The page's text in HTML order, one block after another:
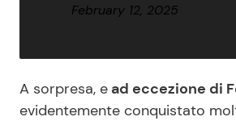
February 12, 2025
A sorpresa, e ad eccezione di
evidentemente conquistato